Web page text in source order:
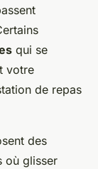
qui se
votre
de repas
des
où glisser